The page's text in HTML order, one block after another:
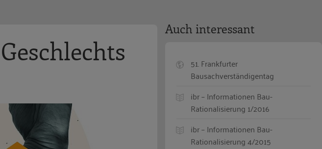
Auch interessant
51. Frankfurter
Bausachverständigentag
ibr – Informationen Bau-
Rationalisierung 1/2016
ibr – Informationen Bau-
Rationalisierung 4/2015